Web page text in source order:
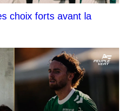
choix forts avant la